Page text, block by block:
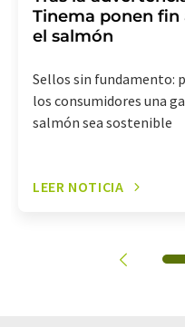
Tinema ponen fin
el salmón
Sellos sin fundamento:
los consumidores una
salmón sea sostenible
LEER NOTICIA